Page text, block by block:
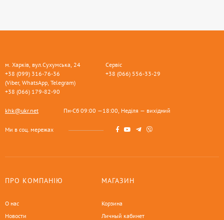
м. Харків, вул.Сухумська, 24
+38 (099) 316-76-36
(Viber, WhatsApp, Telegram)
+38 (066) 179-82-90
Сервіс
+38 (066) 556-33-29
khk@ukr.net Пн-Сб 09:00 —18:00, Неділя — вихідний
Ми в соц. мережах
ПРО КОМПАНІЮ
О нас
Новости
МАГАЗИН
Корзина
Личный кабинет